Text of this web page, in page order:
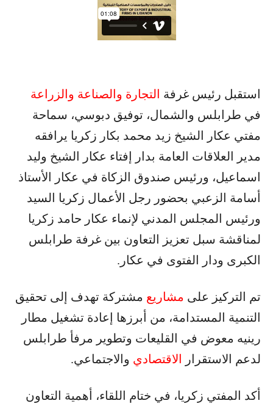
استقبل رئيس غرفة التجارة والصناعة والزراعة
في طرابلس والشمال، توفيق دبوسي، سماحة
مفتي عكار الشيخ زيد محمد بكار زكريا يرافقه
مدير العلاقات العامة بدار إفتاء عكار الشيخ وليد
اسماعيل، ورئيس صندوق الزكاة في عكار الأستاذ
أسامة الزعبي بحضور رجل الأعمال زكريا السيد
ورئيس المجلس المدني لإنماء عكار حامد زكريا
لمناقشة سبل تعزيز التعاون بين غرفة طرابلس
الكبرى ودار الفتوى في عكار.
تم التركيز على مشاريع مشتركة تهدف إلى تحقيق
التنمية المستدامة، من أبرزها إعادة تشغيل مطار
رينيه معوض في القليعات وتطوير مرفأ طرابلس
لدعم الاستقرار
الاقتصادي والاجتماعي.
أكد المفتي زكريا، في ختام اللقاء، أهمية التعاون